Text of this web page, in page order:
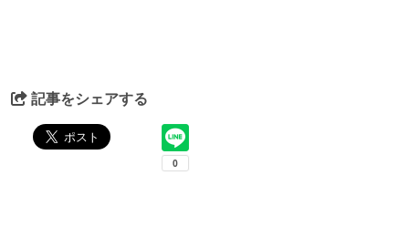
記事をシェアする